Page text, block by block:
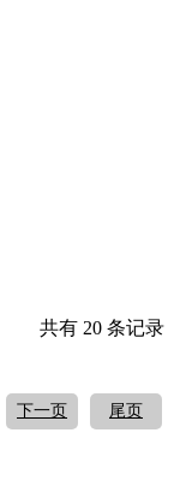
共有 20 条记录
下一页 尾页